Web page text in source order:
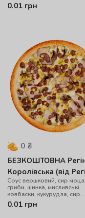
0.01 грн
0 ₴
БЕЗКОШТОВНА
Королівська (від
Савчук)
Cоус вершковий, сир
гриби, шинка, мисливські
ковбаски, кукурудза, сир
королівський
0.01 грн